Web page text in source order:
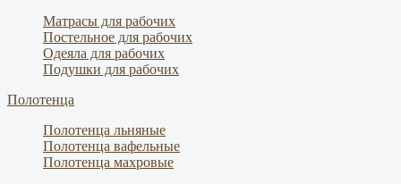
Матрасы для рабочих
Постельное для рабочих
Одеяла для рабочих
Подушки для рабочих
Полотенца
Полотенца льняные
Полотенца вафельные
Полотенца махровые